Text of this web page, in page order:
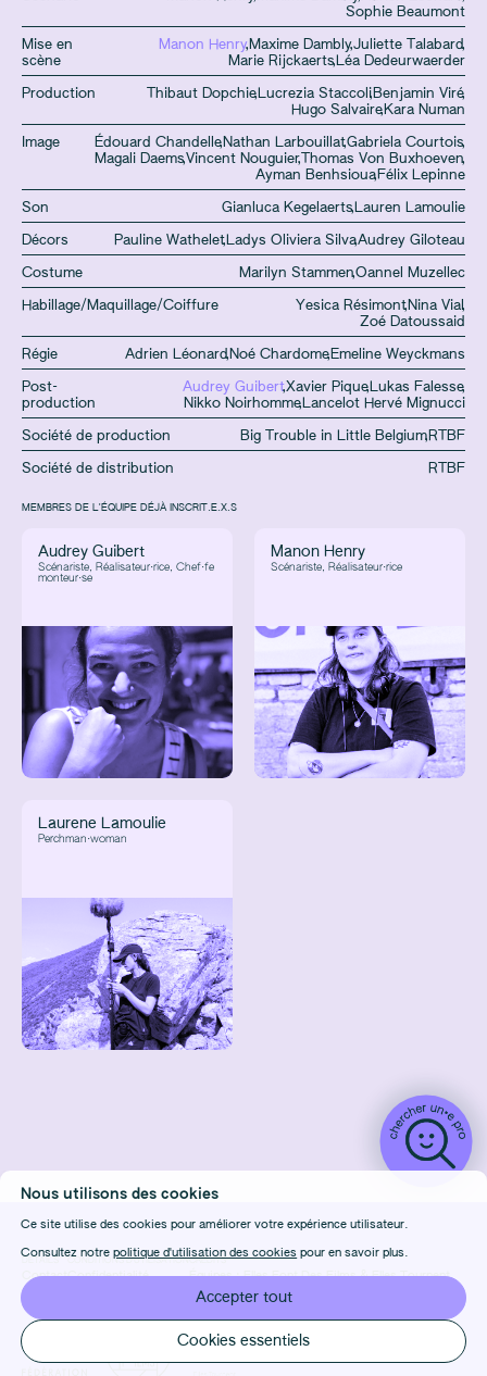
Sophie Beaumont
Mise en
scène
Manon Henry, Maxime Dambly,Juliette Talabard,
Marie Rijckaerts, Léa Dedeurwaerder
Production Thibaut Dopchie, Lucrezia Staccoli, Benjamin Viré,
Hugo Salvaire, Kara Numan
Image Édouard Chandelle, Nathan Larbouillat,Gabriela Courtois,
Magali Daems,Vincent Nouguier, Thomas Von Buxhoeven,
Ayman Benhsioua,Félix Lepinne
Son Gianluca Kegelaerts, Lauren Lamoulie
Décors Pauline Wathelet, Ladys Oliviera Silva,Audrey Giloteau
Costume Marilyn Stammen,Oannel Muzellec
Habillage/Maquillage/Coiffure Yesica Résimont, Nina Vial,
Zoé Datoussaid
Régie Adrien Léonard, Noé Chardome, Emeline Weyckmans
Post-
production
Audrey Guibert,Xavier Pique, Lukas Falesse,
Nikko Noirhomme, Lancelot Hervé Mignucci
Société de production Big Trouble in Little Belgium, RTBF
Société de distribution RTBF
MEMBRES DE L'ÉQUIPE DÉJÀ INSCRIT.E.X.S
Audrey Guibert
Scénariste, Réalisateur·rice, Chef·fe
monteur·se
Manon Henry
Scénariste, Réalisateur·rice
Laurene Lamoulie
Perchman·woman
Nous utilisons des cookies
Ce site utilise des cookies pour améliorer votre expérience utilisateur.
Consultez notrepolitique d'utilisation des cookies pour en savoir plus.
Cookies essentiels
Accepter tout
Contact
FAQ
CONDITIONS D'UTILISATION
Confidentialité
CRÉDITS
Équipes :Elles Font Des Films&Elles Tournent
Design & Front-end :